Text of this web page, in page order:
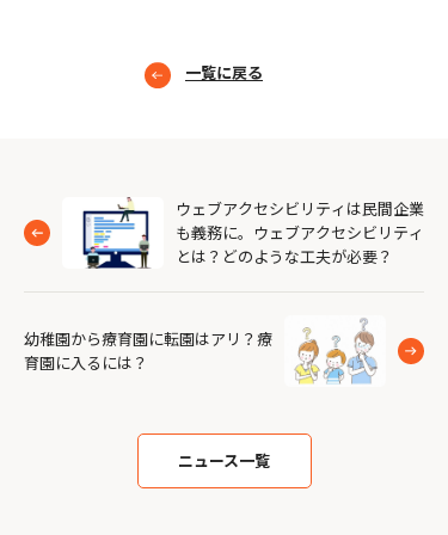
一覧に戻る
ウェブアクセシビリティは民間企業
も義務に。ウェブアクセシビリティ
とは？どのような工夫が必要？
ニュース一覧
幼稚園から療育園に転園はアリ？療
育園に入るには？